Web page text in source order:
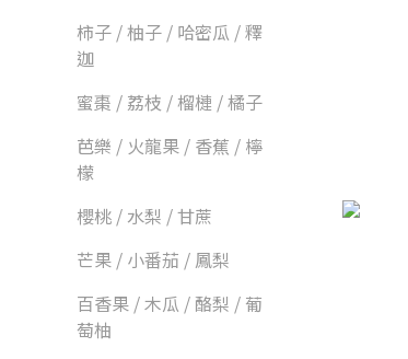
柿子 / 柚子 / 哈密瓜 / 釋
迦
蜜棗 / 荔枝 / 榴槤 / 橘子
芭樂 / 火龍果 / 香蕉 / 檸
檬
櫻桃 / 水梨 / 甘蔗
芒果 / 小番茄 / 鳳梨
百香果 / 木瓜 / 酪梨 / 葡
萄柚